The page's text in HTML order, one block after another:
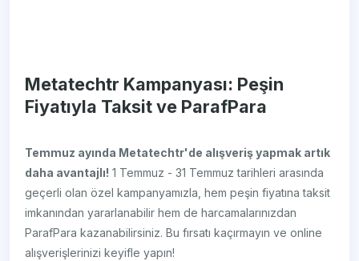
Metatechtr Kampanyası: Peşin
Fiyatıyla Taksit ve ParafPara
Temmuz ayında Metatechtr'de alışveriş yapmak artık
daha avantajlı! 1 Temmuz - 31 Temmuz tarihleri arasında
geçerli olan özel kampanyamızla, hem peşin fiyatına taksit
imkanından yararlanabilir hem de harcamalarınızdan
ParafPara kazanabilirsiniz. Bu fırsatı kaçırmayın ve online
alışverişlerinizi keyifle yapın!